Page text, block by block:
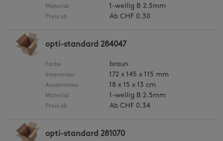
Material 1-wellig B 2.5mm
Preis ab Ab CHF 0.30
opti-standard 284047
Farbe braun
Innenmass 172 x 145 x 115 mm
Aussenmass 18 x 15 x 13 cm
Material 1-wellig B 2.5mm
Preis ab Ab CHF 0.34
opti-standard 281070